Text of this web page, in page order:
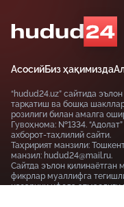
АсосийБиз ҳақимизда
“hudud24.uz” сайтида
тарқатиш ва бошқа
розилиги билан амалга
Гувоҳнома: №1334.
ахборот-таҳлилий сайти.
Таҳририят манзили:
манзил: hudud24@mail.ru.
Сайтда эълон қилинаётган
фикрлар муаллифга
назарини ифода этмаслиги